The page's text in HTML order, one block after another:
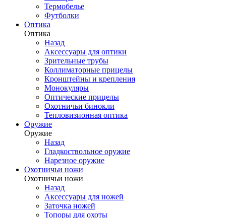
Термобелье
Футболки
Оптика
Оптика
Назад
Аксессуары для оптики
Зрительные трубы
Коллиматорные прицелы
Кронштейны и крепления
Монокуляры
Оптические прицелы
Охотничьи бинокли
Тепловизионная оптика
Оружие
Оружие
Назад
Гладкоствольное оружие
Нарезное оружие
Охотничьи ножи
Охотничьи ножи
Назад
Аксессуары для ножей
Заточка ножей
Топоры для охоты